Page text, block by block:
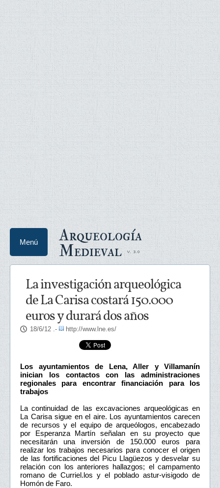
Arqueología
Medieval
Menú
La investigación arqueológica
de La Carisa costará 150.000
euros y durará dos años
18/6/12 .- http://www.lne.es/
Los ayuntamientos de Lena, Aller y Villamanín
inician los contactos con las administraciones
regionales para encontrar financiación para los
trabajos
La continuidad de las excavaciones arqueológicas en
La Carisa sigue en el aire. Los ayuntamientos carecen
de recursos y el equipo de arqueólogos, encabezado
por Esperanza Martín señalan en su proyecto que
necesitarán una inversión de 150.000 euros para
realizar los trabajos necesarios para conocer el origen
de las fortificaciones del Picu Llagüezos y desvelar su
relación con los anteriores hallazgos; el campamento
romano de Curriel.los y el poblado astur-visigodo de
Homón de Faro.